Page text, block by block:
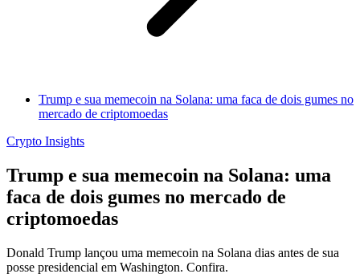
Trump e sua memecoin na Solana: uma faca de dois gumes no
mercado de criptomoedas
Crypto Insights
Trump e sua memecoin na Solana: uma
faca de dois gumes no mercado de
criptomoedas
Donald Trump lançou uma memecoin na Solana dias antes de sua
posse presidencial em Washington. Confira.